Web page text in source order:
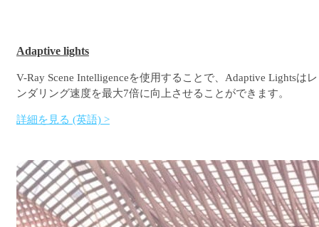
Adaptive lights
V-Ray Scene Intelligenceを使用することで、Adaptive Lightsはレ
ンダリング速度を最大7倍に向上させることができます。
詳細を見る (英語) >